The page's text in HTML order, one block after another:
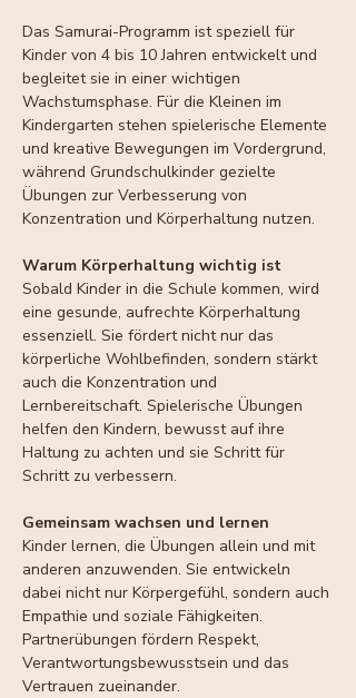
Das Samurai-Programm ist speziell für
Kinder von 4 bis 10 Jahren entwickelt und
begleitet sie in einer wichtigen
Wachstumsphase. Für die Kleinen im
Kindergarten stehen spielerische Elemente
und kreative Bewegungen im Vordergrund,
während Grundschulkinder gezielte
Übungen zur Verbesserung von
Konzentration und Körperhaltung nutzen.
Warum Körperhaltung wichtig ist
Sobald Kinder in die Schule kommen, wird
eine gesunde, aufrechte Körperhaltung
essenziell. Sie fördert nicht nur das
körperliche Wohlbefinden, sondern stärkt
auch die Konzentration und
Lernbereitschaft. Spielerische Übungen
helfen den Kindern, bewusst auf ihre
Haltung zu achten und sie Schritt für
Schritt zu verbessern.
Gemeinsam wachsen und lernen
Kinder lernen, die Übungen allein und mit
anderen anzuwenden. Sie entwickeln
dabei nicht nur Körpergefühl, sondern auch
Empathie und soziale Fähigkeiten.
Partnerübungen fördern Respekt,
Verantwortungsbewusstsein und das
Vertrauen zueinander.